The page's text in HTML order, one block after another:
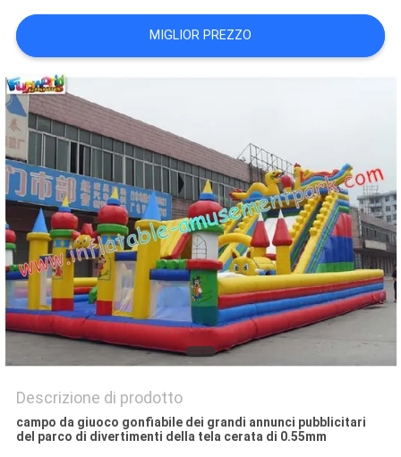
MIGLIOR PREZZO
Descrizione di prodotto
campo da giuoco gonfiabile dei grandi annunci pubblicitari
del parco di divertimenti della tela cerata di 0.55mm